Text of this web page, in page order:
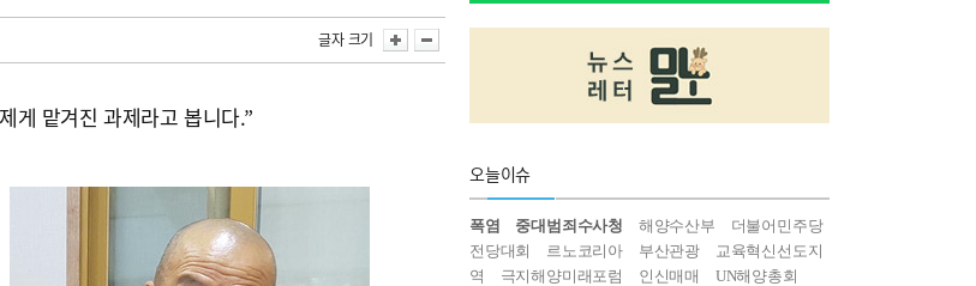
글자 크기
게 맡겨진 과제라고 봅니다.”
오늘이슈
폭염 중대범죄수사청 해양수산부
더불어민주당
전당대회
르노코리아 부산관광
교육혁신선도지
역
극지해양미래포럼 인신매매 UN해양총회